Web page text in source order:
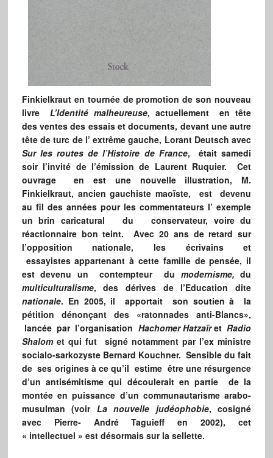
Finkielkraut en tournée de promotion de son nouveau
livreL’Identité malheureuse, actuellement en tête
des ventes des essais et documents, devant une autre
tête de turc de l’ extrême gauche, Lorant Deutsch avec
Sur les routes de l’Histoire de France, était samedi
soir l’invité de l’émission de Laurent Ruquier. Cet
ouvrage en est une nouvelle illustration, M.
Finkielkraut, ancien gauchiste maoïste, est devenu
au fil des années pour les commentateurs l’ exemple
un brin caricatural du conservateur, voire du
réactionnaire bon teint. Avec 20 ans de retard sur
l’opposition nationale, les écrivains et
essayistes appartenant à cette famille de pensée, il
est devenu un contempteur du modernisme, du
multiculturalisme, des dérives de l’Education dite
nationale. En 2005, il apportait son soutien à la
pétition dénonçant des «ratonnades anti-Blancs»,
lancée par l’organisation Hachomer HatzaïretRadio
Shalomet qui fut signé notamment par l’ex ministre
socialo-sarkozyste Bernard Kouchner. Sensible du fait
de ses origines à ce qu’il estime être une résurgence
d’un antisémitisme qui découlerait en partie de la
montée en puissance d’un communautarisme arabo-
musulman (voir La nouvelle judéophobie, cosigné
avec Pierre- André Taguieff en 2002), cet
« intellectuel » est désormais sur la sellette.